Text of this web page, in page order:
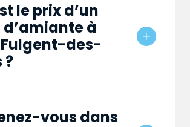
le prix d’un
à
des-
?
vous dans